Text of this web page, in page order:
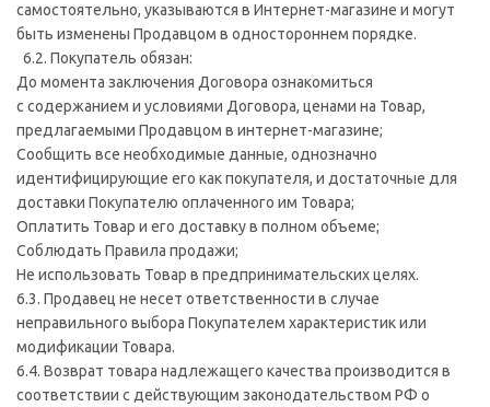
самостоятельно, указываются в Интернет-магазине и могут
быть изменены Продавцом в одностороннем порядке.
6.2. Покупатель обязан:
До момента заключения Договора ознакомиться
с содержанием и условиями Договора, ценами на Товар,
предлагаемыми Продавцом в интернет-магазине;
Сообщить все необходимые данные, однозначно
идентифицирующие его как покупателя, и достаточные для
доставки Покупателю оплаченного им Товара;
Оплатить Товар и его доставку в полном объеме;
Соблюдать Правила продажи;
Не использовать Товар в предпринимательских целях.
6.3. Продавец не несет ответственности в случае
неправильного выбора Покупателем характеристик или
модификации Товара.
6.4. Возврат товара надлежащего качества производится в
соответствии с действующим законодательством РФ о